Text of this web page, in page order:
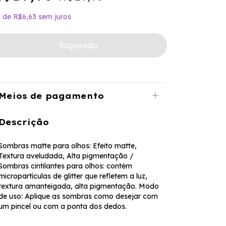
de R$6,63 sem juros
de pagamento
matte para olhos: Efeito matte,
aveludada, Alta pigmentação /
cintilantes para olhos: contém
de glitter que refletem a luz,
amanteigada, alta pigmentação. Modo
uso: Aplique as sombras como desejar com
pincel ou com a ponta dos dedos.